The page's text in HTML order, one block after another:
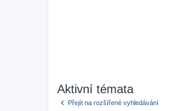
Aktivní témata
Přejít na rozšířené vyhledávání